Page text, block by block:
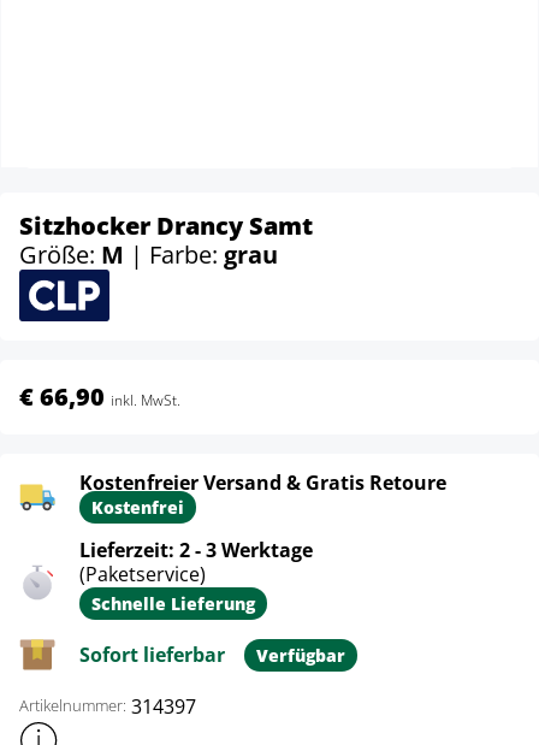
Sitzhocker Drancy Samt
Größe: M | Farbe: grau
€ 66,90 inkl. MwSt.
Kostenfreier Versand & Gratis Retoure
Kostenfrei
Lieferzeit: 2 - 3 Werktage
(Paketservice)
Schnelle Lieferung
Sofort lieferbar Verfügbar
Artikelnummer: 314397
Weitere Produktinformationen anzeigen